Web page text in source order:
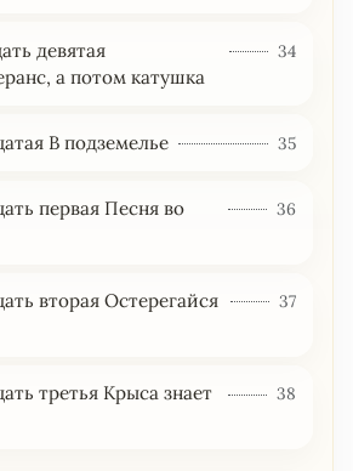
девятая
а потом катушка
34
В подземелье 35
первая Песня во
36
вторая Остерегайся
37
третья Крыса знает
38